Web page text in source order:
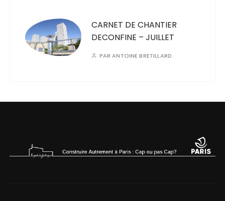
CARNET DE CHANTIER
DECONFINE – JUILLET
PARANTOINE BRETILLARD